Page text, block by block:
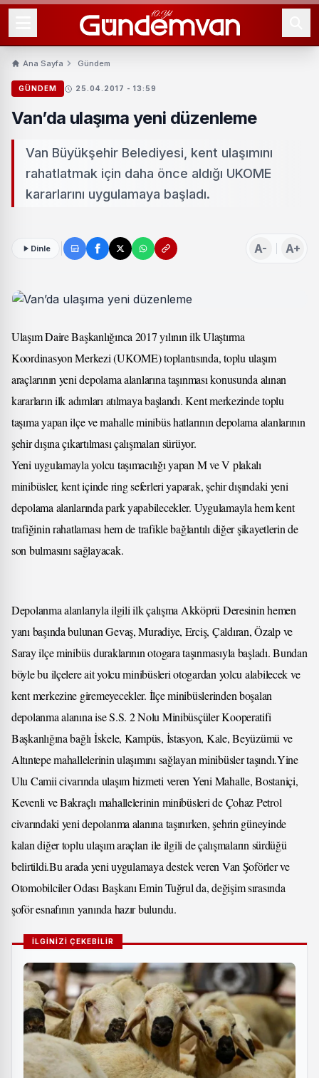
Ana Sayfa Gündem
GÜNDEM 25.04.2017 - 13:59
Van’da ulaşıma yeni düzenleme
Van Büyükşehir Belediyesi, kent ulaşımını
rahatlatmak için daha önce aldığı UKOME
kararlarını uygulamaya başladı.
Dinle A- A+
Ulaşım Daire Başkanlığınca 2017 yılının ilk Ulaştırma
Koordinasyon Merkezi (UKOME) toplantısında, toplu ulaşım
araçlarının yeni depolama alanlarına taşınması konusunda alınan
kararların ilk adımları atılmaya başlandı. Kent merkezinde toplu
taşıma yapan ilçe ve mahalle minibüs hatlarının depolama alanlarının
şehir dışına çıkartılması çalışmaları sürüyor.
Yeni uygulamayla yolcu taşımacılığı yapan M ve V plakalı
minibüsler, kent içinde ring seferleri yaparak, şehir dışındaki yeni
depolama alanlarında park yapabilecekler. Uygulamayla hem kent
trafiğinin rahatlaması hem de trafikle bağlantılı diğer şikayetlerin de
son bulmasını sağlayacak.
Depolanma alanlarıyla ilgili ilk çalışma Akköprü Deresinin hemen
yanı başında bulunan Gevaş, Muradiye, Erciş, Çaldıran, Özalp ve
Saray ilçe minibüs duraklarının otogara taşınmasıyla başladı. Bundan
böyle bu ilçelere ait yolcu minibüsleri otogardan yolcu alabilecek ve
kent merkezine giremeyecekler. İlçe minibüslerinden boşalan
depolanma alanına ise S.S. 2 Nolu Minibüsçüler Kooperatifi
Başkanlığına bağlı İskele, Kampüs, İstasyon, Kale, Beyüzümü ve
Altıntepe mahallelerinin ulaşımını sağlayan minibüsler taşındı.Yine
Ulu Camii civarında ulaşım hizmeti veren Yeni Mahalle, Bostaniçi,
Kevenli ve Bakraçlı mahallelerinin minibüsleri de Çohaz Petrol
civarındaki yeni depolanma alanına taşınırken, şehrin güneyinde
kalan diğer toplu ulaşım araçları ile ilgili de çalışmaların sürdüğü
belirtildi.Bu arada yeni uygulamaya destek veren Van Şoförler ve
Otomobilciler Odası Başkanı Emin Tuğrul da, değişim sırasında
şoför esnafının yanında hazır bulundu.
İLGİNİZİ ÇEKEBİLİR